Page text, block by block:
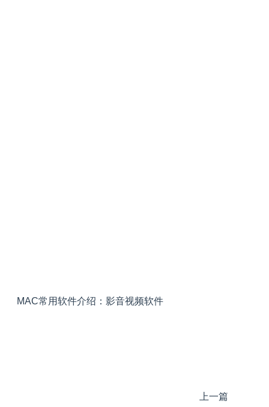
MAC常用软件介绍：影音视频软件
上一篇